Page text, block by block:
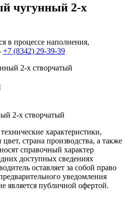
чугунный 2-х
в процессе наполнения,
+7 (8342) 29-39-39
2-х створчатый
характеристики,
страна производства, а также
справочный характер
доступных сведениях
оставляет за собой право
уведомления
является публичной офертой.